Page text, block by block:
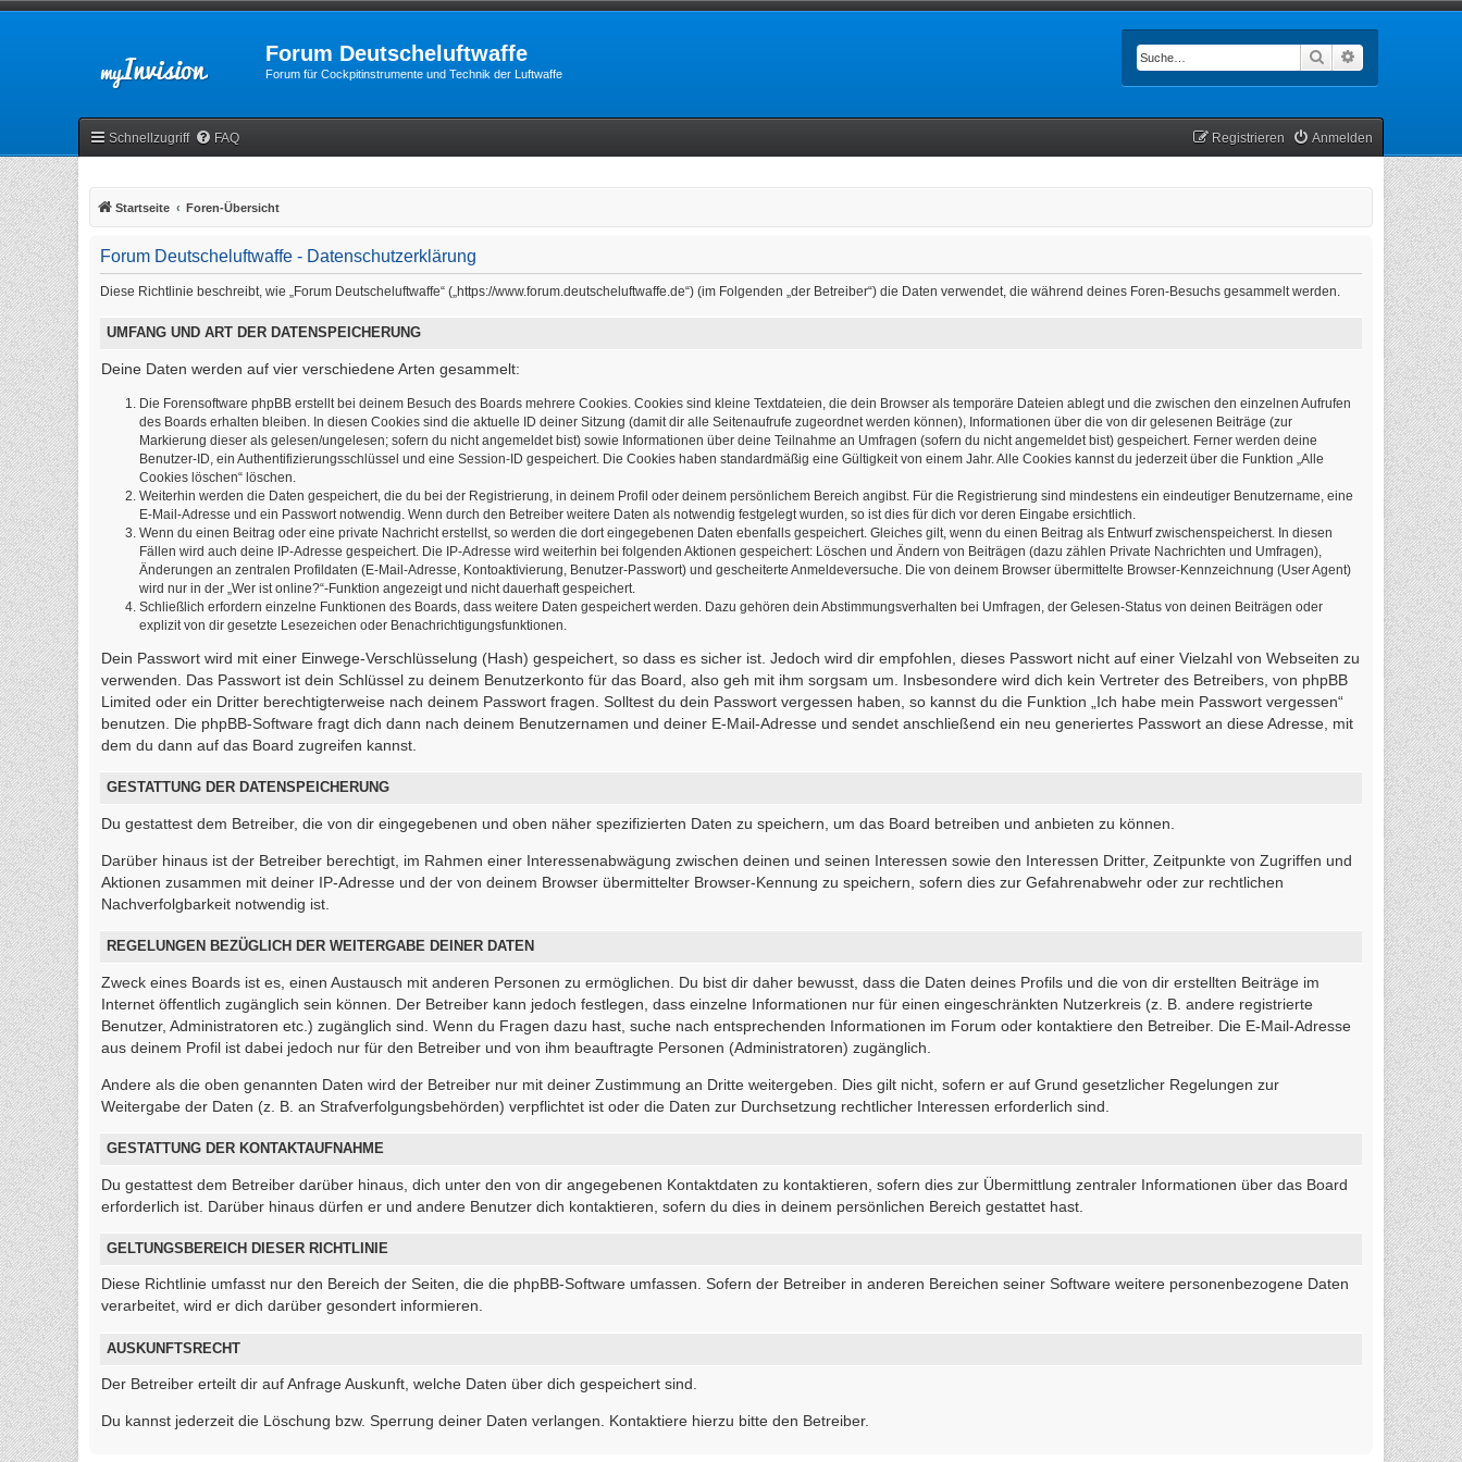
Forum Deutscheluftwaffe
Forum für Cockpitinstrumente und Technik der Luftwaffe
Suche
Schnellzugriff FAQ Anmelden
Registrieren
Startseite Foren-Übersicht
Forum Deutscheluftwaffe - Datenschutzerklärung
Diese Richtlinie beschreibt, wie „Forum Deutscheluftwaffe“ („https://www.forum.deutscheluftwaffe.de“) (im Folgenden „der Betreiber“) die Daten verwendet, die während deines Foren-Besuchs gesammelt werden.
UMFANG UND ART DER DATENSPEICHERUNG
Deine Daten werden auf vier verschiedene Arten gesammelt:
Die Forensoftware phpBB erstellt bei deinem Besuch des Boards mehrere Cookies. Cookies sind kleine Textdateien, die dein Browser als temporäre Dateien ablegt und die zwischen den einzelnen Aufrufen
des Boards erhalten bleiben. In diesen Cookies sind die aktuelle ID deiner Sitzung (damit dir alle Seitenaufrufe zugeordnet werden können), Informationen über die von dir gelesenen Beiträge (zur
Markierung dieser als gelesen/ungelesen; sofern du nicht angemeldet bist) sowie Informationen über deine Teilnahme an Umfragen (sofern du nicht angemeldet bist) gespeichert. Ferner werden deine
Benutzer-ID, ein Authentifizierungsschlüssel und eine Session-ID gespeichert. Die Cookies haben standardmäßig eine Gültigkeit von einem Jahr. Alle Cookies kannst du jederzeit über die Funktion „Alle
Cookies löschen“ löschen.
Weiterhin werden die Daten gespeichert, die du bei der Registrierung, in deinem Profil oder deinem persönlichem Bereich angibst. Für die Registrierung sind mindestens ein eindeutiger Benutzername, eine
E-Mail-Adresse und ein Passwort notwendig. Wenn durch den Betreiber weitere Daten als notwendig festgelegt wurden, so ist dies für dich vor deren Eingabe ersichtlich.
Wenn du einen Beitrag oder eine private Nachricht erstellst, so werden die dort eingegebenen Daten ebenfalls gespeichert. Gleiches gilt, wenn du einen Beitrag als Entwurf zwischenspeicherst. In diesen
Fällen wird auch deine IP-Adresse gespeichert. Die IP-Adresse wird weiterhin bei folgenden Aktionen gespeichert: Löschen und Ändern von Beiträgen (dazu zählen Private Nachrichten und Umfragen),
Änderungen an zentralen Profildaten (E-Mail-Adresse, Kontoaktivierung, Benutzer-Passwort) und gescheiterte Anmeldeversuche. Die von deinem Browser übermittelte Browser-Kennzeichnung (User Agent)
wird nur in der „Wer ist online?“-Funktion angezeigt und nicht dauerhaft gespeichert.
Schließlich erfordern einzelne Funktionen des Boards, dass weitere Daten gespeichert werden. Dazu gehören dein Abstimmungsverhalten bei Umfragen, der Gelesen-Status von deinen Beiträgen oder
explizit von dir gesetzte Lesezeichen oder Benachrichtigungsfunktionen.
Dein Passwort wird mit einer Einwege-Verschlüsselung (Hash) gespeichert, so dass es sicher ist. Jedoch wird dir empfohlen, dieses Passwort nicht auf einer Vielzahl von Webseiten zu
verwenden. Das Passwort ist dein Schlüssel zu deinem Benutzerkonto für das Board, also geh mit ihm sorgsam um. Insbesondere wird dich kein Vertreter des Betreibers, von phpBB
Limited oder ein Dritter berechtigterweise nach deinem Passwort fragen. Solltest du dein Passwort vergessen haben, so kannst du die Funktion „Ich habe mein Passwort vergessen“
benutzen. Die phpBB-Software fragt dich dann nach deinem Benutzernamen und deiner E-Mail-Adresse und sendet anschließend ein neu generiertes Passwort an diese Adresse, mit
dem du dann auf das Board zugreifen kannst.
GESTATTUNG DER DATENSPEICHERUNG
Du gestattest dem Betreiber, die von dir eingegebenen und oben näher spezifizierten Daten zu speichern, um das Board betreiben und anbieten zu können.
Darüber hinaus ist der Betreiber berechtigt, im Rahmen einer Interessenabwägung zwischen deinen und seinen Interessen sowie den Interessen Dritter, Zeitpunkte von Zugriffen und
Aktionen zusammen mit deiner IP-Adresse und der von deinem Browser übermittelter Browser-Kennung zu speichern, sofern dies zur Gefahrenabwehr oder zur rechtlichen
Nachverfolgbarkeit notwendig ist.
REGELUNGEN BEZÜGLICH DER WEITERGABE DEINER DATEN
Zweck eines Boards ist es, einen Austausch mit anderen Personen zu ermöglichen. Du bist dir daher bewusst, dass die Daten deines Profils und die von dir erstellten Beiträge im
Internet öffentlich zugänglich sein können. Der Betreiber kann jedoch festlegen, dass einzelne Informationen nur für einen eingeschränkten Nutzerkreis (z. B. andere registrierte
Benutzer, Administratoren etc.) zugänglich sind. Wenn du Fragen dazu hast, suche nach entsprechenden Informationen im Forum oder kontaktiere den Betreiber. Die E-Mail-Adresse
aus deinem Profil ist dabei jedoch nur für den Betreiber und von ihm beauftragte Personen (Administratoren) zugänglich.
Andere als die oben genannten Daten wird der Betreiber nur mit deiner Zustimmung an Dritte weitergeben. Dies gilt nicht, sofern er auf Grund gesetzlicher Regelungen zur
Weitergabe der Daten (z. B. an Strafverfolgungsbehörden) verpflichtet ist oder die Daten zur Durchsetzung rechtlicher Interessen erforderlich sind.
GESTATTUNG DER KONTAKTAUFNAHME
Du gestattest dem Betreiber darüber hinaus, dich unter den von dir angegebenen Kontaktdaten zu kontaktieren, sofern dies zur Übermittlung zentraler Informationen über das Board
erforderlich ist. Darüber hinaus dürfen er und andere Benutzer dich kontaktieren, sofern du dies in deinem persönlichen Bereich gestattet hast.
GELTUNGSBEREICH DIESER RICHTLINIE
Diese Richtlinie umfasst nur den Bereich der Seiten, die die phpBB-Software umfassen. Sofern der Betreiber in anderen Bereichen seiner Software weitere personenbezogene Daten
verarbeitet, wird er dich darüber gesondert informieren.
AUSKUNFTSRECHT
Der Betreiber erteilt dir auf Anfrage Auskunft, welche Daten über dich gespeichert sind.
Du kannst jederzeit die Löschung bzw. Sperrung deiner Daten verlangen. Kontaktiere hierzu bitte den Betreiber.